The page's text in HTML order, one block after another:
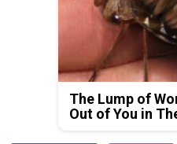
The Lump of
Out of You in